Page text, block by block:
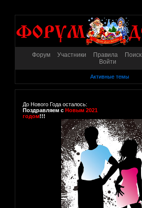
Форум Участники Правила Поиск
Войти
Активные темы
До Нового Года осталось:
Поздравляем с Новым 2021
годом!!!